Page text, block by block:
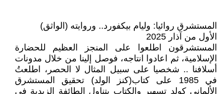
المستشرق روائيا: وليام بيكفورد.. وروايته (الواثق)
الأول من آذار 2025
المستشرقون اطلعوا على المنجز العظيم للحضارة
الإسلامية، ثم اعادوا انتاجه، فوصل إلينا من خلال مدونات
أسلافنا .. شخصيا على سبيل المثال لا الحصر، اطلعتُ
في 1985 على كتاب(كنز الولد) تحقيق المستشرق
الألماني كولد تسهير والكتاب يتناول الطائفة الزيدية في